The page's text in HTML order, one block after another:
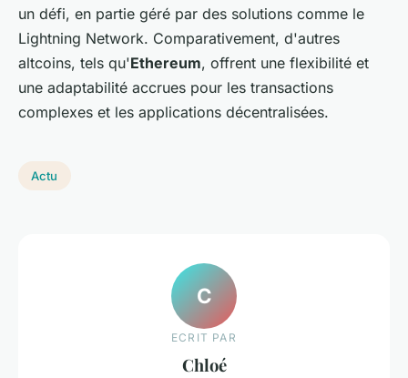
un défi, en partie géré par des solutions comme le
Lightning Network. Comparativement, d'autres
altcoins, tels qu'Ethereum, offrent une flexibilité et
une adaptabilité accrues pour les transactions
complexes et les applications décentralisées.
Actu
C
ECRIT PAR
Chloé